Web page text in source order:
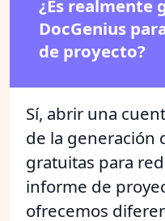
¿Es realmente
DocGenius
de proyecto?
Sí, abrir una
de la generación
gratuitas para
informe de
ofrecemos